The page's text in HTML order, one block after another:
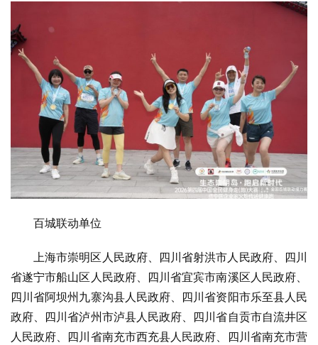
百城联动单位
上海市崇明区人民政府、四川省射洪市人民政府、四川
省遂宁市船山区人民政府、四川省宜宾市南溪区人民政府、
四川省阿坝州九寨沟县人民政府、四川省资阳市乐至县人民
政府、四川省泸州市泸县人民政府、四川省自贡市自流井区
人民政府、四川省南充市西充县人民政府、四川省南充市营